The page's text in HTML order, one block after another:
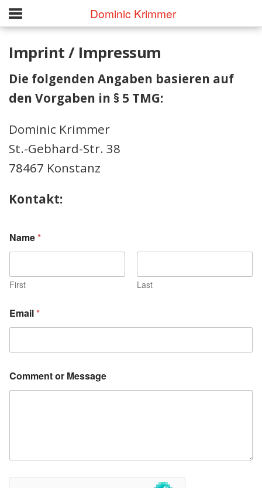
Dominic Krimmer
Imprint / Impressum
Die folgenden Angaben basieren auf
den Vorgaben in § 5 TMG:
Dominic Krimmer
St.-Gebhard-Str. 38
78467 Konstanz
Kontakt:
Name*
First Last
Email*
Comment or Message